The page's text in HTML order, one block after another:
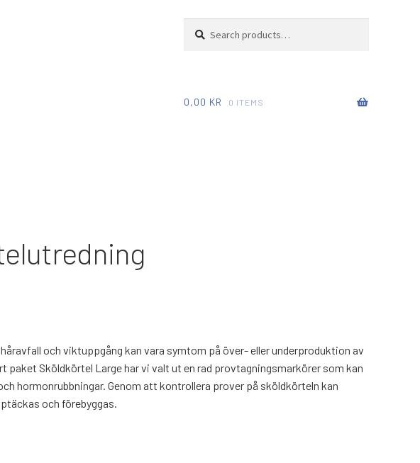
for:
0,00 KR 0 ITEMS
och viktuppgång kan vara symtom på över- eller underproduktion av
paket Sköldkörtel Large har vi valt ut en rad provtagningsmarkörer som kan
hormonrubbningar. Genom att kontrollera prover på sköldkörteln kan
och förebyggas.